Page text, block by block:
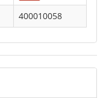
400010058